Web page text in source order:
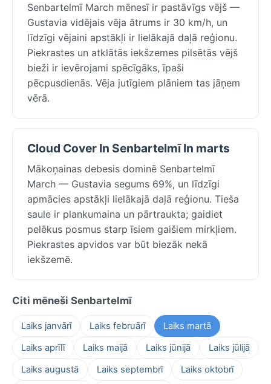
Senbartelmī March mēnesī ir pastāvīgs vējš —
Gustavia vidējais vēja ātrums ir 30 km/h, un
līdzīgi vējaini apstākļi ir lielākajā daļā reģionu.
Piekrastes un atklātās iekšzemes pilsētās vējš
bieži ir ievērojami spēcīgāks, īpaši
pēcpusdienās. Vēja jutīgiem plāniem tas jāņem
vērā.
Cloud Cover In Senbartelmī In marts
Mākoņainas debesis dominē Senbartelmī
March — Gustavia segums 69%, un līdzīgi
apmācies apstākļi lielākajā daļā reģionu. Tieša
saule ir plankumaina un pārtraukta; gaidiet
pelēkus posmus starp īsiem gaišiem mirkļiem.
Piekrastes apvidos var būt biezāk nekā
iekšzemē.
Citi mēneši Senbartelmī
Laiks janvārī Laiks februārī
Laiks martā
Laiks aprīlī
Laiks maijā Laiks jūnijā
Laiks jūlijā
Laiks augustā
Laiks septembrī Laiks oktobrī